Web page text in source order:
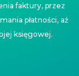
faktury, przez
płatności, aż
księgowej.